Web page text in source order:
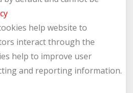
help website to
interact through the
help to improve user
and reporting information.